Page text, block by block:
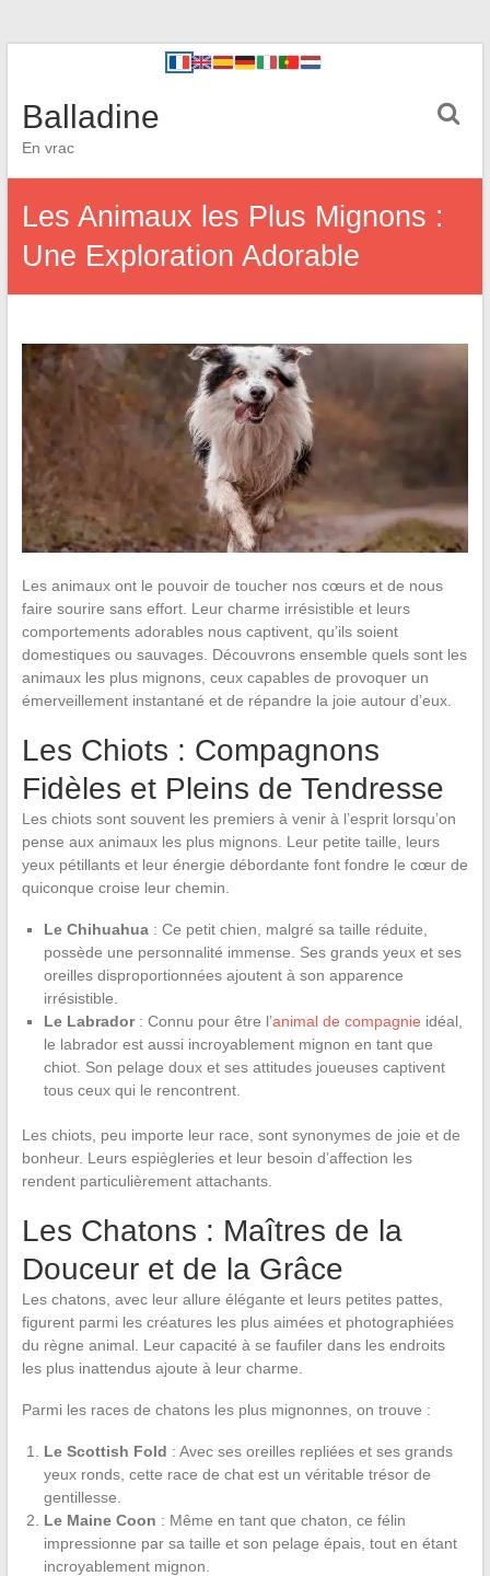
Balladine
En vrac
Les Animaux les Plus Mignons :
Une Exploration Adorable
Les animaux ont le pouvoir de toucher nos cœurs et de nous
faire sourire sans effort. Leur charme irrésistible et leurs
comportements adorables nous captivent, qu’ils soient
domestiques ou sauvages. Découvrons ensemble quels sont les
animaux les plus mignons, ceux capables de provoquer un
émerveillement instantané et de répandre la joie autour d’eux.
Les Chiots : Compagnons
Fidèles et Pleins de Tendresse
Les chiots sont souvent les premiers à venir à l’esprit lorsqu’on
pense aux animaux les plus mignons. Leur petite taille, leurs
yeux pétillants et leur énergie débordante font fondre le cœur de
quiconque croise leur chemin.
Le Chihuahua: Ce petit chien, malgré sa taille réduite,
possède une personnalité immense. Ses grands yeux et ses
oreilles disproportionnées ajoutent à son apparence
irrésistible.
Le Labrador: Connu pour être l’animal de compagnie idéal,
le labrador est aussi incroyablement mignon en tant que
chiot. Son pelage doux et ses attitudes joueuses captivent
tous ceux qui le rencontrent.
Les chiots, peu importe leur race, sont synonymes de joie et de
bonheur. Leurs espiègleries et leur besoin d’affection les
rendent particulièrement attachants.
Les Chatons : Maîtres de la
Douceur et de la Grâce
Les chatons, avec leur allure élégante et leurs petites pattes,
figurent parmi les créatures les plus aimées et photographiées
du règne animal. Leur capacité à se faufiler dans les endroits
les plus inattendus ajoute à leur charme.
Parmi les races de chatons les plus mignonnes, on trouve :
Le Scottish Fold : Avec ses oreilles repliées et ses grands
yeux ronds, cette race de chat est un véritable trésor de
gentillesse.
Le Maine Coon : Même en tant que chaton, ce félin
impressionne par sa taille et son pelage épais, tout en étant
incroyablement mignon.